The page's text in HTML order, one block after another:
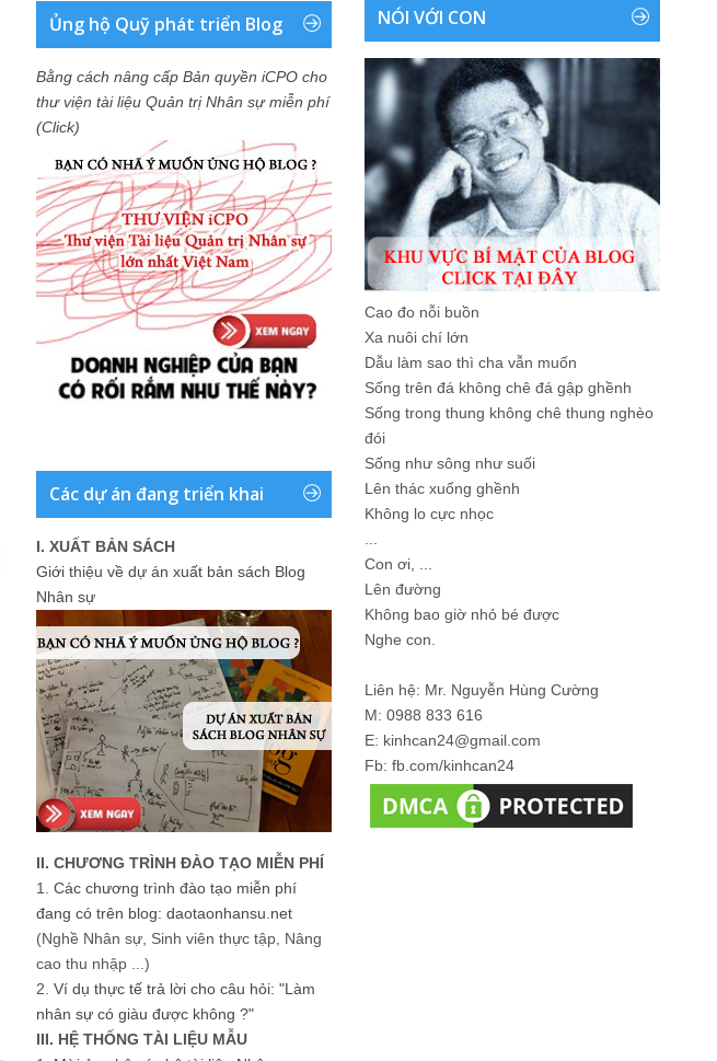
Ủng hộ Quỹ phát triển Blog
Bằng cách nâng cấp Bản quyền iCPO cho
thư viện tài liệu Quản trị Nhân sự miễn phí
(Click)
Các dự án đang triển khai
I. XUẤT BẢN SÁCH
Giới thiệu về dự án xuất bản sách Blog
Nhân sự
II. CHƯƠNG TRÌNH ĐÀO TẠO MIỄN PHÍ
1. Các chương trình đào tạo miễn phí
đang có trên blog: daotaonhansu.net
(Nghề Nhân sự, Sinh viên thực tập, Nâng
cao thu nhập ...)
2. Ví dụ thực tế trả lời cho câu hỏi: "Làm
nhân sự có giàu được không ?"
III. HỆ THỐNG TÀI LIỆU MẪU
NÓI VỚI CON
Cao đo nỗi buồn
Xa nuôi chí lớn
Dẫu làm sao thì cha vẫn muốn
Sống trên đá không chê đá gập ghềnh
Sống trong thung không chê thung nghèo
đói
Sống như sông như suối
Lên thác xuống ghềnh
Không lo cực nhọc
Con ơi, ...
Lên đường
Không bao giờ nhỏ bé được
Nghe con.
Liên hệ: Mr. Nguyễn Hùng Cường
M: 0988 833 616
E: kinhcan24@gmail.com
Fb: fb.com/kinhcan24